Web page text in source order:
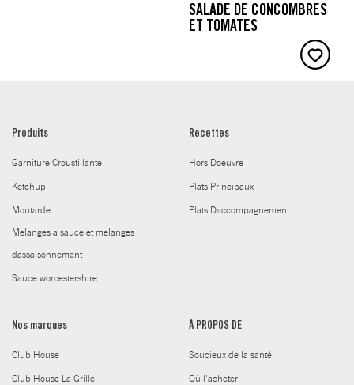
SALADE DE CONCOMBRES
ET TOMATES
Produits
Garniture Croustillante
Ketchup
Moutarde
Melanges a sauce et melanges
dassaisonnement
Sauce worcestershire
Recettes
Hors Doeuvre
Plats Principaux
Plats Daccompagnement
Nos marques
Club House
Club House La Grille
À PROPOS DE
Soucieux de la santé
Où l'acheter